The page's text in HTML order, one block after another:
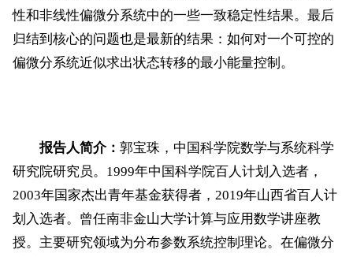
性和非线性偏微分系统中的一些一致稳定性结果。最后
归结到核心的问题也是最新的结果：如何对一个可控的
偏微分系统近似求出状态转移的最小能量控制。
报告人简介： 郭宝珠，中国科学院数学与系统科学
研究院研究员。 1999年中国科学院百人计划入选者，
2003年国家杰出青年基金获得者， 2019年山西省百人计
划入选者。曾任南非金山大学计算与应用数学讲座教
授。主要研究领域为分布参数系统控制理论。在偏微分